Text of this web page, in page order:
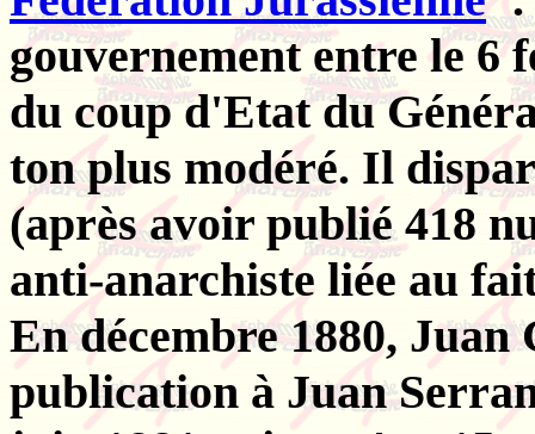
gouvernement entre le 6
du coup d'Etat du
ton plus modéré. Il
(après avoir publié 418
anti-anarchiste liée au
En décembre 1880,
publication à Juan